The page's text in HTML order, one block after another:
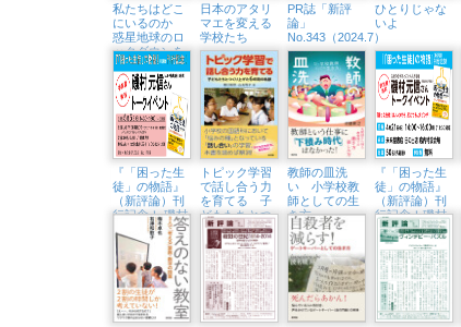
私たちはどこ
にいるのか
惑星地球のロ
ックダウンを
知るためのレ
ッスン
日本のアタリ
マエを変える
学校たち
PR誌「新評
論」
No.343（2024.7）
ひとりじゃな
いよ
『「困った生
徒」の物語』
（新評論）刊
行記念！ 磯村
元信さんトー
クイベント
（5/5㈰、八王
子市生涯学習
センター）
トピック学習
で話し合う力
を育てる 子
どもたちとつ
くり上げた６
年間の軌跡
教師の皿洗
い 小学校教
師としての生
き方
『「困った生
徒」の物語』
（新評論）刊
行記念！磯村
元信さんトー
クイベント
（4/21㈰、未
来屋書店日の
出店）